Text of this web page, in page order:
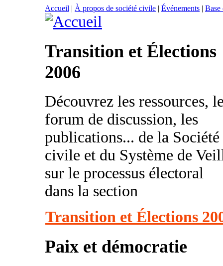
Accueil | À propos de société civile | Événements | Base
Transition et Élections
2006
Découvrez les ressources,
forum de discussion, les
publications... de la Société
civile et du Système de
sur le processus électoral
dans la section
Transition et Élections
Paix et démocratie